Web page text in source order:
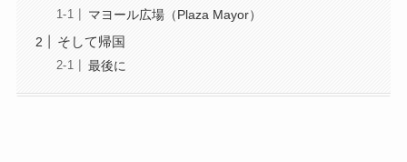
マヨール広場（Plaza Mayor）
そして帰国
最後に